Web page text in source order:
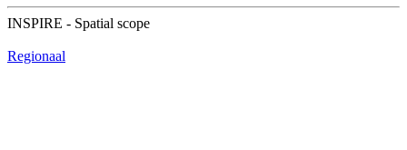
INSPIRE - Spatial scope
Regionaal